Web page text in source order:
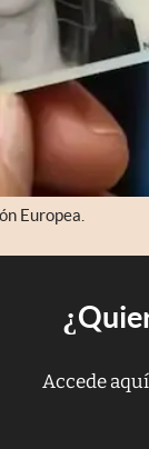
Europea.
Accede